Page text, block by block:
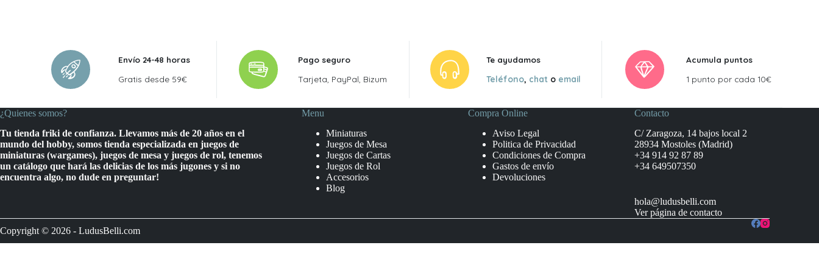
Envío 24-48 horas
Gratis desde 59€
Pago seguro
Tarjeta, PayPal, Bizum
Te ayudamos
Teléfono, chato email
Acumula puntos
1 punto por cada 10€
¿Quienes somos?
Tu tienda friki de confianza. Llevamos más de 20 años en el
mundo del hobby, somos tienda especializada en juegos de
miniaturas (wargames), juegos de mesa y juegos de rol, tenemos
un catálogo que hará las delicias de los más jugones y si no
encuentra algo, no dude en preguntar!
Menu
Miniaturas
Juegos de Mesa
Juegos de Cartas
Juegos de Rol
Accesorios
Blog
Compra Online
Aviso Legal
Politica de Privacidad
Condiciones de Compra
Gastos de envío
Devoluciones
Contacto
C/ Zaragoza, 14 bajos local 2
28934 Mostoles (Madrid)
+34 914 92 87 89
+34 649507350
hola@ludusbelli.com
Ver página de contacto
Copyright © 2026 - LudusBelli.com